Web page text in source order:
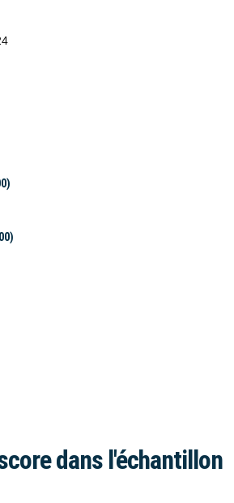
dans l'échantillon